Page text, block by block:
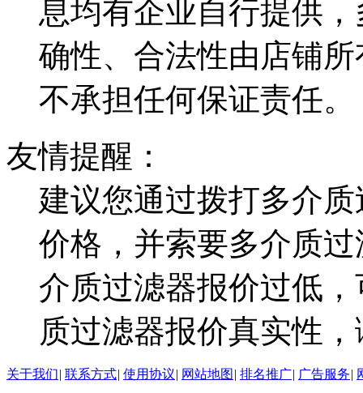
息均有企业自行提供
确性、合法性由店铺
不承担任何保证责任。
友情提醒：
建议您通过拨打多介
价格，并索要多介质
介质过滤器报价过低
质过滤器报价真实性
关于我们| 联系方式| 使用协议| 网站地图 | 排名推广| 广告服务|